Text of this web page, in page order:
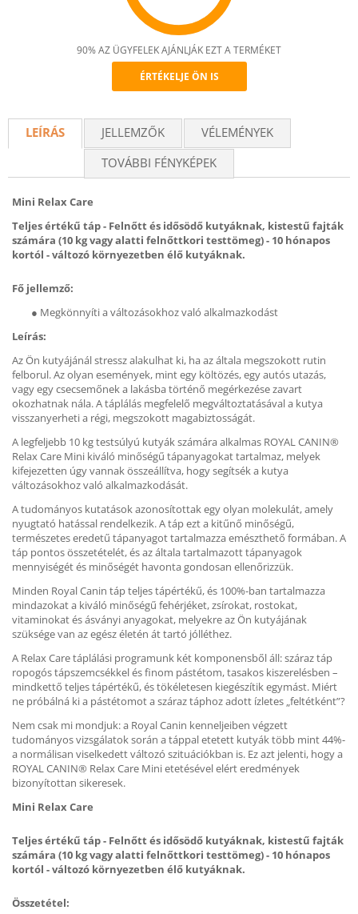
Recommend
90% AZ ÜGYFELEK AJÁNLJÁK EZT A TERMÉKET
ÉRTÉKELJE ÖN IS
LEÍRÁS JELLEMZŐK
VÉLEMÉNYEK
TOVÁBBI FÉNYKÉPEK
Mini Relax Care
Teljes értékű táp - Felnőtt és idősödő kutyáknak, kistestű fajták
számára (10 kg vagy alatti felnőttkori testtömeg) - 10 hónapos
kortól - változó környezetben élő kutyáknak.
Fő jellemző:
● Megkönnyíti a változásokhoz való alkalmazkodást
Leírás:
Az Ön kutyájánál stressz alakulhat ki, ha az általa megszokott rutin
felborul. Az olyan események, mint egy költözés, egy autós utazás,
vagy egy csecsemőnek a lakásba történő megérkezése zavart
okozhatnak nála. A táplálás megfelelő megváltoztatásával a kutya
visszanyerheti a régi, megszokott magabiztosságát.
A legfeljebb 10 kg testsúlyú kutyák számára alkalmas ROYAL CANIN®
Relax Care Mini kiváló minőségű tápanyagokat tartalmaz, melyek
kifejezetten úgy vannak összeállítva, hogy segítsék a kutya
változásokhoz való alkalmazkodását.
A tudományos kutatások azonosítottak egy olyan molekulát, amely
nyugtató hatással rendelkezik. A táp ezt a kitűnő minőségű,
természetes eredetű tápanyagot tartalmazza emészthető formában. A
táp pontos összetételét, és az általa tartalmazott tápanyagok
mennyiségét és minőségét havonta gondosan ellenőrizzük.
Minden Royal Canin táp teljes tápértékű, és 100%-ban tartalmazza
mindazokat a kiváló minőségű fehérjéket, zsírokat, rostokat,
vitaminokat és ásványi anyagokat, melyekre az Ön kutyájának
szüksége van az egész életén át tartó jólléthez.
A Relax Care táplálási programunk két komponensből áll: száraz táp
ropogós tápszemcsékkel és finom pástétom, tasakos kiszerelésben –
mindkettő teljes tápértékű, és tökéletesen kiegészítik egymást. Miért
ne próbálná ki a pástétomot a száraz táphoz adott ízletes „feltétként”?
Nem csak mi mondjuk: a Royal Canin kenneljeiben végzett
tudományos vizsgálatok során a táppal etetett kutyák több mint 44%-
a normálisan viselkedett változó szituációkban is. Ez azt jelenti, hogy a
ROYAL CANIN® Relax Care Mini etetésével elért eredmények
bizonyítottan sikeresek.
Mini Relax Care
Teljes értékű táp - Felnőtt és idősödő kutyáknak, kistestű fajták
számára (10 kg vagy alatti felnőttkori testtömeg) - 10 hónapos
kortól - változó környezetben élő kutyáknak.
Összetétel: